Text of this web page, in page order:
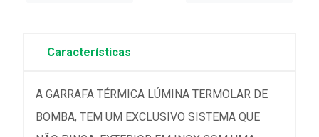
Características
A GARRAFA TÉRMICA LÚMINA TERMOLAR DE
BOMBA, TEM UM EXCLUSIVO SISTEMA QUE